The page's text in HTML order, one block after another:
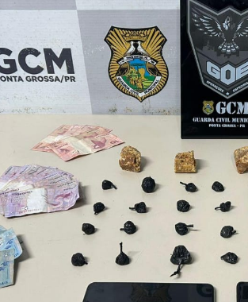
Enter para pesquisar ou ESC para fechar